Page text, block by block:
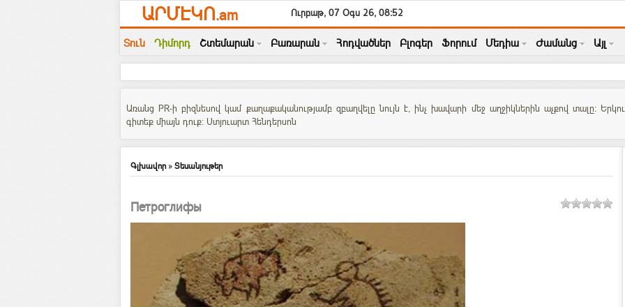
ԱՐՄԷԿՈ.am Ուրբաթ, 07 Օգս 26, 08:52
Տուն Դիմորդ Շտեմարան Բառարան Հոդվածներ Բլոգեր Ֆորում Մեդիա Ժամանց Այլ
Առանց PR-ի բիզնեսով կամ քաղաքականությամբ զբաղվելը նույն է, ինչ խավարի մեջ աղջիկներին աչքով տալը:
գիտեք միայն դուք: Ստյուարտ Հենդերսոն
Գլխավոր» Տեսանյութեր
Петроглифы